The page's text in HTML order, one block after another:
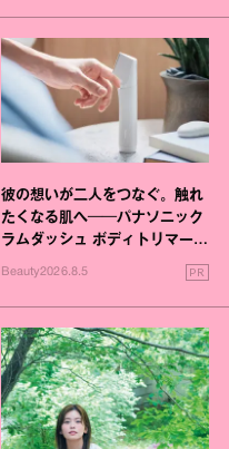
彼の想いが二人をつなぐ。触れ
たくなる肌へ──パナソニック
ラムダッシュ ボディトリマーが
Beauty2026.8.5 PR